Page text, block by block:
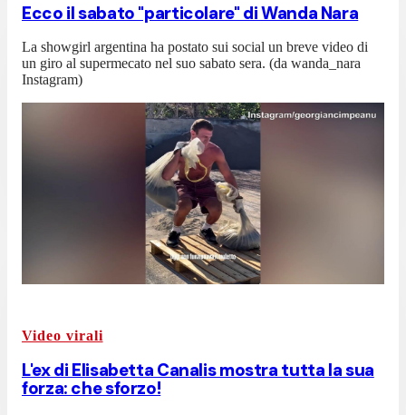
Ecco il sabato "particolare" di Wanda Nara
La showgirl argentina ha postato sui social un breve video di
un giro al supermecato nel suo sabato sera. (da wanda_nara
Instagram)
Video virali
L'ex di Elisabetta Canalis mostra tutta la sua
forza: che sforzo!